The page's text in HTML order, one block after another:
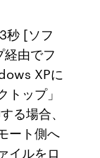
秒 [ソフ
経由でフ
XPに
ップ」
る場合、
ート側へ
イルをロ